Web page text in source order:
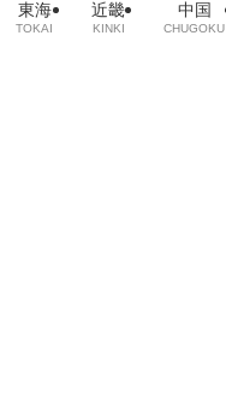
東海
TOKAI
近畿
KINKI
中国
CHUGOKU